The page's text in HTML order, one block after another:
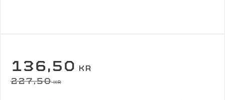
NEDSATT PRIS:
136,50 KR
ORDINARIE PRIS:
227,50KR